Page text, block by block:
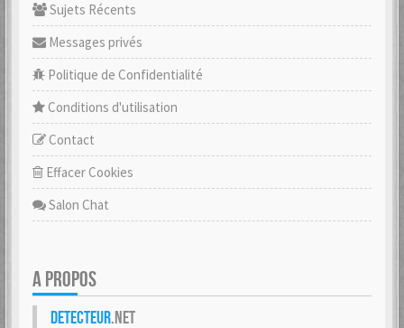
Sujets Récents
Messages privés
Politique de Confidentialité
Conditions d'utilisation
Contact
Effacer Cookies
Salon Chat
A PROPOS
Detecteur.net